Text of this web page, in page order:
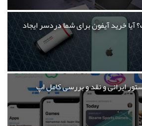
خرید آیفون برای شما دردسر ایجاد
ایرانی و نقد و بررسی کامل اپ